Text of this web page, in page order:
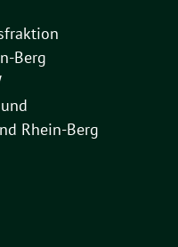
Berg
Rhein-Berg